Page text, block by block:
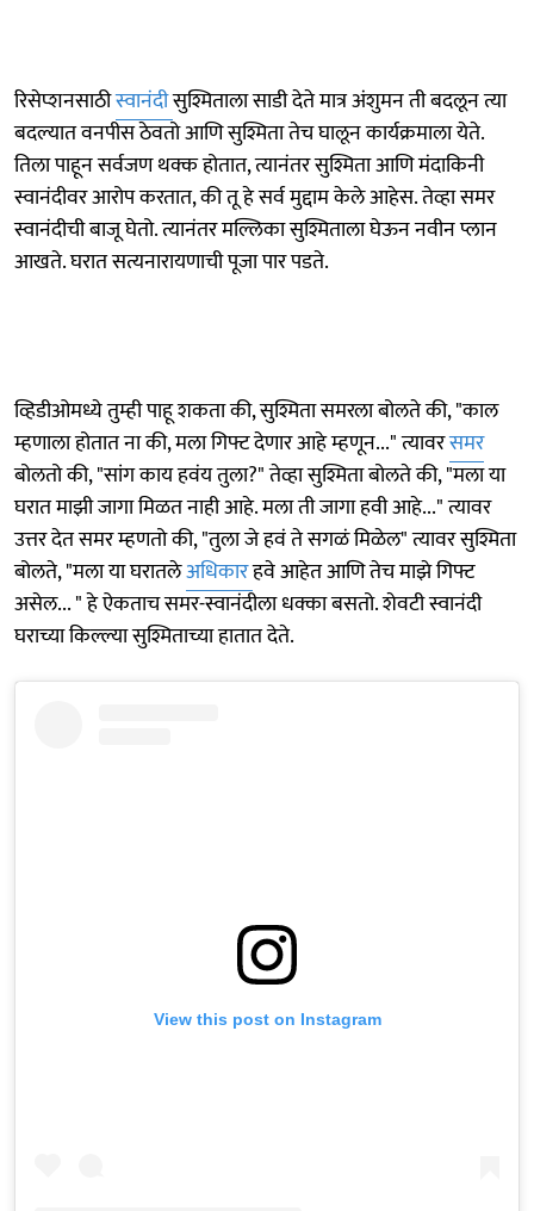
रिसेप्शनसाठीस्वानंदीसुश्मिताला साडी देते मात्र अंशुमन ती बदलून त्या
बदल्यात वनपीस ठेवतो आणि सुश्मिता तेच घालून कार्यक्रमाला येते.
तिला पाहून सर्वजण थक्क होतात, त्यानंतर सुश्मिता आणि मंदाकिनी
स्वानंदीवर आरोप करतात, की तू हे सर्व मुद्दाम केले आहेस. तेव्हा समर
स्वानंदीची बाजू घेतो. त्यानंतर मल्लिका सुश्मिताला घेऊन नवीन प्लान
आखते. घरात सत्यनारायणाची पूजा पार पडते.
व्हिडीओमध्ये तुम्ही पाहू शकता की, सुश्मिता समरला बोलते की, "काल
म्हणाला होतात ना की, मला गिफ्ट देणार आहे म्हणून..." त्यावरसमर
बोलतो की, "सांग काय हवंय तुला?" तेव्हा सुश्मिता बोलते की, "मला या
घरात माझी जागा मिळत नाही आहे. मला ती जागा हवी आहे..." त्यावर
उत्तर देत समर म्हणतो की, "तुला जे हवं ते सगळं मिळेल" त्यावर सुश्मिता
बोलते, "मला या घरातलेअधिकारहवे आहेत आणि तेच माझे गिफ्ट
असेल... " हे ऐकताच समर-स्वानंदीला धक्का बसतो. शेवटी स्वानंदी
घराच्या किल्ल्या सुश्मिताच्या हातात देते.
View this post on Instagram